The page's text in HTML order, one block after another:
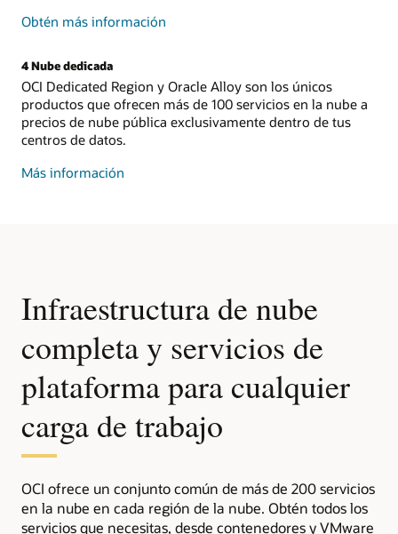
Obtén más información
4 Nube dedicada
OCI Dedicated Region y Oracle Alloy son los únicos
productos que ofrecen más de 100 servicios en la nube a
precios de nube pública exclusivamente dentro de tus
centros de datos.
Más información
Infraestructura de nube
completa y servicios de
plataforma para cualquier
carga de trabajo
OCI ofrece un conjunto común de más de 200 servicios
en la nube en cada región de la nube. Obtén todos los
servicios que necesitas, desde contenedores y VMware